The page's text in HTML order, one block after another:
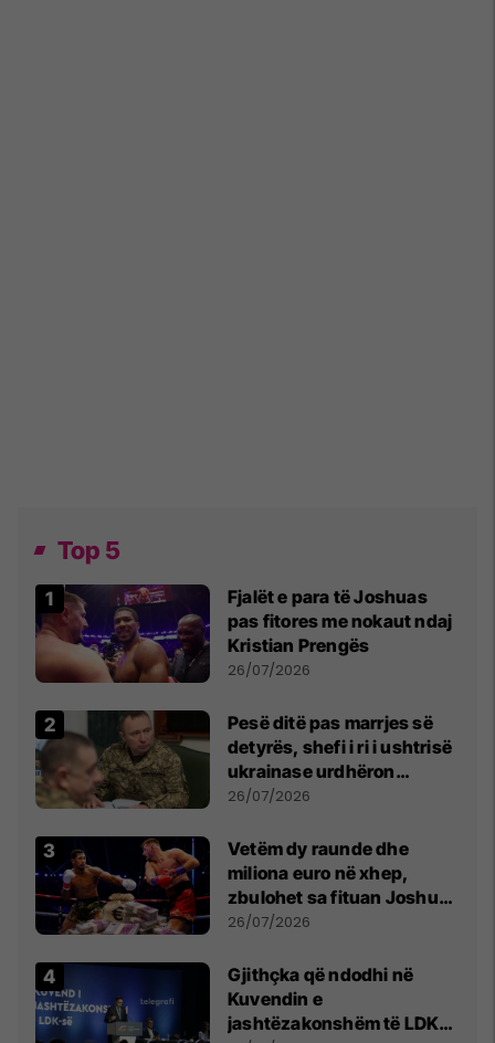
Top 5
Fjalët e para të Joshuas
pas fitores me nokaut ndaj
Kristian Prengës
26/07/2026
Pesë ditë pas marrjes së
detyrës, shefi i ri i ushtrisë
ukrainase urdhëron
kontroll të madh
26/07/2026
Vetëm dy raunde dhe
miliona euro në xhep,
zbulohet sa fituan Joshua
e Prenga
26/07/2026
Gjithçka që ndodhi në
Kuvendin e
jashtëzakonshëm të LDK-